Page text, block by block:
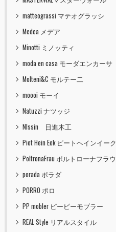
matteograssi マテオグラッシ
Medea メデア
Minotti ミノッティ
moda en casa モーダエンカーサ
Molteni&C モルテー二
moooi モーイ
Natuzzi ナツッジ
NIssin 日進木工
Piet Hein Eek ピートヘインイーク
PoltronaFrau ポルトローナフラウ
porada ポラダ
PORRO ポロ
PP mobler ピーピーモブラー
REAL Style リアルスタイル